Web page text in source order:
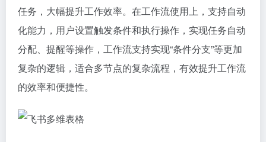
任务，大幅提升工作效率。在工作流使用上，支持自动
化能力，用户设置触发条件和执行操作，实现任务自动
分配、提醒等操作，工作流支持实现“条件分支”等更加
复杂的逻辑，适合多节点的复杂流程，有效提升工作流
的效率和便捷性。